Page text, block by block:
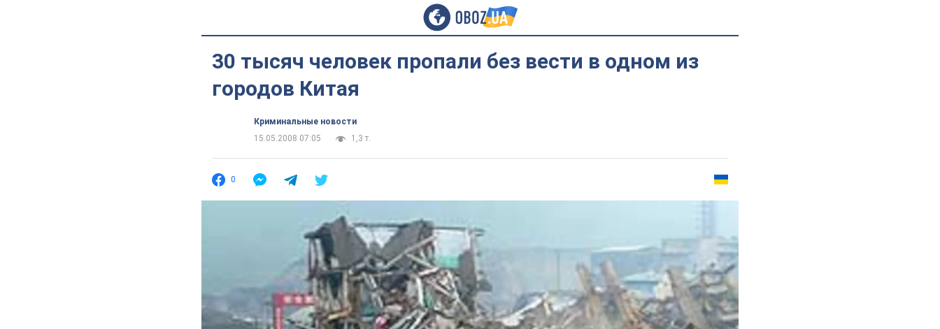
30 тысяч человек пропали без вести в одном из
городов Китая
Криминальные новости
15.05.2008 07:05
1,3 т.
0